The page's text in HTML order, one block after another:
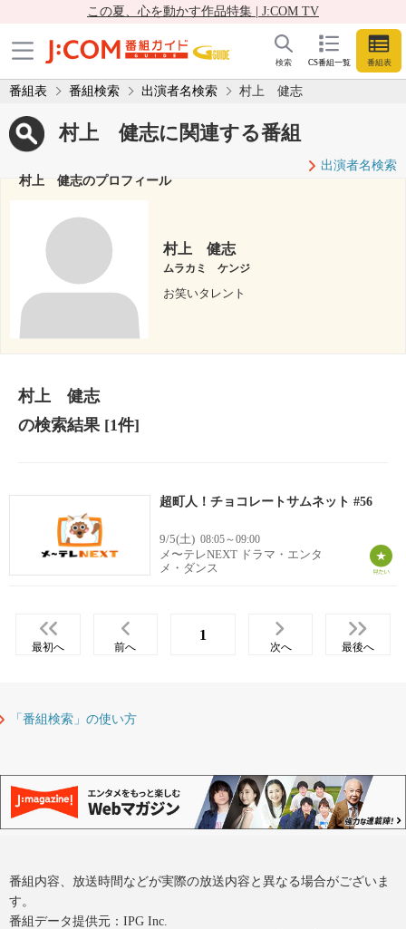
この夏、心を動かす作品特集 | J:COM TV
CS番組一覧 番組表
検索
番組表 番組検索 出演者名検索 村上 健志
村上 健志に関連する番組
出演者名検索
村上 健志のプロフィール
村上 健志
ムラカミ ケンジ
お笑いタレント
村上 健志
の検索結果[1件]
超町人！チョコレートサムネット #56
9/5(土) 08:05～09:00
メ〜テレNEXT ドラマ・エンタ
メ・ダンス
最初へ 前へ
1
次へ 最後へ
「番組検索」の使い方
番組内容、放送時間などが実際の放送内容と異なる場合がございま
す。
番組データ提供元：IPG Inc.